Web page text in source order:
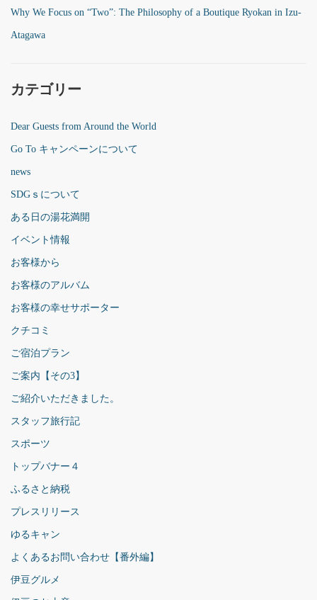
Why We Focus on “Two”: The Philosophy of a Boutique Ryokan in Izu-
Atagawa
カテゴリー
Dear Guests from Around the World
Go To キャンペーンについて
news
SDGｓについて
ある日の湯花満開
イベント情報
お客様から
お客様のアルバム
お客様の幸せサポーター
クチコミ
ご宿泊プラン
ご案内【その3】
ご紹介いただきました。
スタッフ旅行記
スポーツ
トップバナー４
ふるさと納税
プレスリリース
ゆるキャン
よくあるお問い合わせ【番外編】
伊豆グルメ